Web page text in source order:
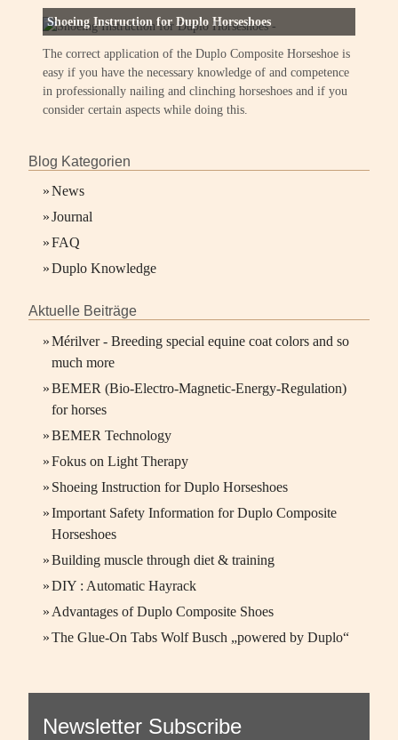
Shoeing Instruction for Duplo Horseshoes
The correct application of the Duplo Composite Horseshoe is
easy if you have the necessary knowledge of and competence
in professionally nailing and clinching horseshoes and if you
consider certain aspects while doing this.
Blog Kategorien
»News
»Journal
»FAQ
»Duplo Knowledge
Aktuelle Beiträge
»Mérilver - Breeding special equine coat colors and so
much more
»BEMER (Bio-Electro-Magnetic-Energy-Regulation)
for horses
»BEMER Technology
»Fokus on Light Therapy
» Shoeing Instruction for Duplo Horseshoes
»Important Safety Information for Duplo Composite
Horseshoes
»Building muscle through diet & training
»DIY : Automatic Hayrack
» Advantages of Duplo Composite Shoes
»The Glue-On Tabs Wolf Busch „powered by Duplo“
Newsletter Subscribe